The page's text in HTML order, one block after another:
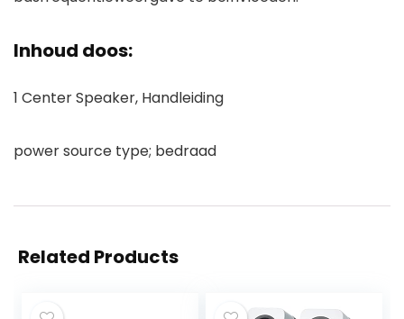
Inhoud doos:
1 Center Speaker, Handleiding
power source type; bedraad
Related Products